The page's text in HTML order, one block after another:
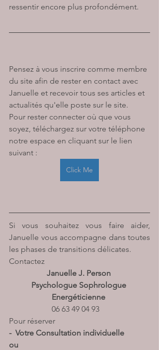
ressentir encore plus profondément.
Pensez à vous inscrire comme membre
du site afin de rester en contact avec
Januelle et recevoir tous ses articles et
actualités qu'elle poste sur le site.
Pour rester connecter où que vous
soyez, téléchargez sur votre téléphone
notre espace en cliquant sur le lien
suivant :
Click Me
Si vous souhaitez vous faire aider,
Januelle vous accompagne dans toutes
les phases de transitions délicates.
Contactez
Januelle J. Person
Psychologue Sophrologue
Energéticienne
                   06 63 49 04 93
Pour réserver
-  Votre Consultation individuelle
ou